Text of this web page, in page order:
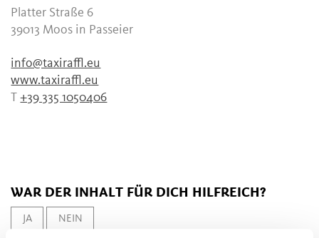
Platter Straße 6
39013 Moos in Passeier
info@taxiraffl.eu
www.taxiraffl.eu
T+39 335 1050406
WAR DER INHALT FÜR DICH HILFREICH?
JA NEIN